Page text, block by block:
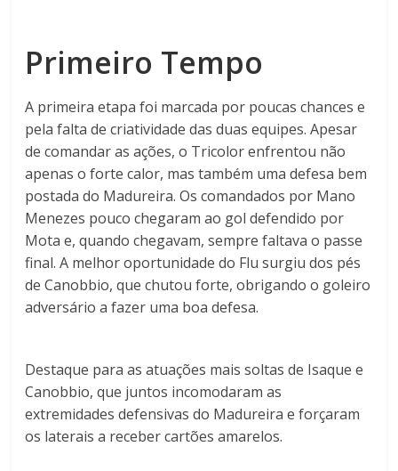
Primeiro Tempo
A primeira etapa foi marcada por poucas chances e
pela falta de criatividade das duas equipes. Apesar
de comandar as ações, o Tricolor enfrentou não
apenas o forte calor, mas também uma defesa bem
postada do Madureira. Os comandados por Mano
Menezes pouco chegaram ao gol defendido por
Mota e, quando chegavam, sempre faltava o passe
final. A melhor oportunidade do Flu surgiu dos pés
de Canobbio, que chutou forte, obrigando o goleiro
adversário a fazer uma boa defesa.
Destaque para as atuações mais soltas de Isaque e
Canobbio, que juntos incomodaram as
extremidades defensivas do Madureira e forçaram
os laterais a receber cartões amarelos.